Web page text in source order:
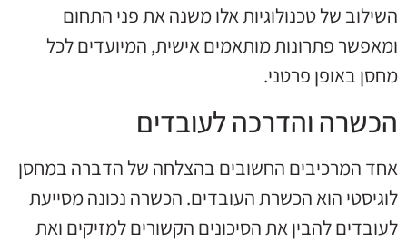
השילוב של טכנולוגיות אלו משנה את פני התחום
ומאפשר פתרונות מותאמים אישית, המיועדים לכל
מחסן באופן פרטני.
הכשרה והדרכה לעובדים
אחד המרכיבים החשובים בהצלחה של הדברה במחסן
לוגיסטי הוא הכשרת העובדים. הכשרה נכונה מסייעת
לעובדים להבין את הסיכונים הקשורים למזיקים ואת